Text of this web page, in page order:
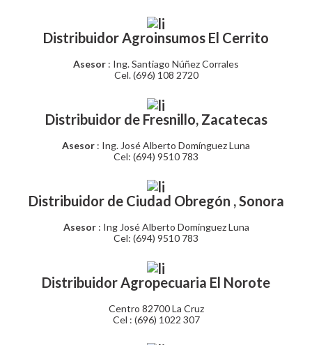
Distribuidor Agroinsumos El Cerrito
Asesor : Ing. Santiago Núñez Corrales
Cel. (696) 108 2720
Distribuidor de Fresnillo, Zacatecas
Asesor : Ing. José Alberto Domínguez Luna
Cel: (694) 9510 783
Distribuidor de Ciudad Obregón , Sonora
Asesor: Ing José Alberto Domínguez Luna
Cel: (694) 9510 783
Distribuidor Agropecuaria El Norote
Centro 82700 La Cruz
Cel : (696) 1022 307